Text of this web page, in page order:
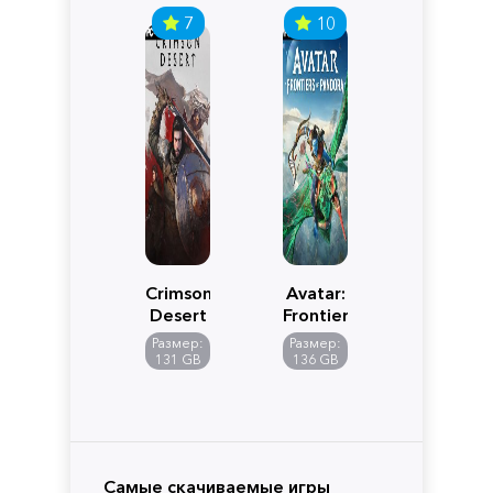
7
Crimson
Desert
Размер:
131 GB
10
Avatar:
Frontiers
of
Pandora
Размер:
136 GB
Самые скачиваемые игры